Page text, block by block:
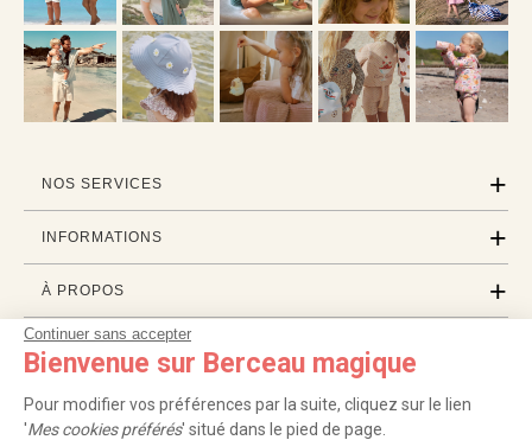
Continuer sans accepter
Bienvenue sur Berceau magique
Pour modifier vos préférences par la suite, cliquez sur le lien
'Mes cookies préférés' situé dans le pied de page.
NOS SERVICES
INFORMATIONS
À PROPOS
PROFESSIONNELS
LISTES CADEAUX